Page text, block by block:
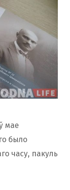
мае
было
часу, пакуль